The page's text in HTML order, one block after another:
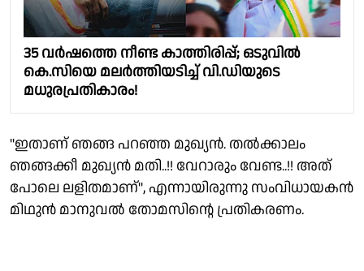
35 വർഷത്തെ നീണ്ട കാത്തിരിപ്പ്; ഒടുവിൽ
കെ.സിയെ മലർത്തിയടിച്ച് വി.ഡിയുടെ
മധുരപ്രതികാരം!
"ഇതാണ് ഞങ്ങ പറഞ്ഞ മുഖ്യൻ. തൽക്കാലം
ഞങ്ങക്കീ മുഖ്യൻ മതി..!! വേറാരും വേണ്ട..!! അത്
പോലെ ലളിതമാണ്", എന്നായിരുന്നു സംവിധായകൻ
മിഥുൻ മാനുവൽ തോമസിൻ്റെ പ്രതികരണം.